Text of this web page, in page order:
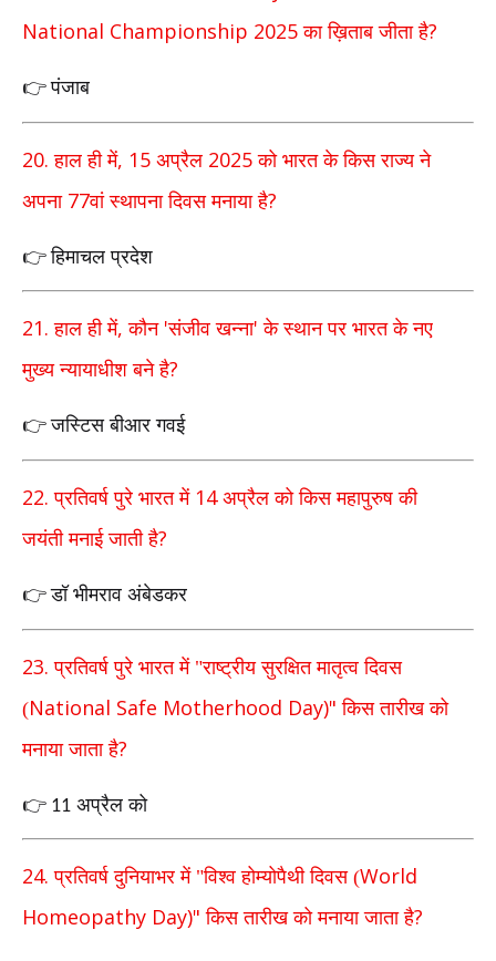
National Championship 2025 का ख़िताब जीता है?
👉 पंजाब
20.हाल ही में, 15 अप्रैल 2025 को भारत के किस राज्य ने
अपना 77वां स्थापना दिवस मनाया है?
👉 हिमाचल प्रदेश
21.हाल ही में,कौन 'संजीव खन्ना'के स्थान पर भारत के नए
मुख्य न्यायाधीश बने है?
👉 जस्टिस बीआर गवई
22.प्रतिवर्ष पुरे भारत में 14अप्रैल को किस महापुरुष की
जयंती मनाई जाती है?
👉 डॉ भीमराव अंबेडकर
23.प्रतिवर्ष पुरे भारत में "राष्ट्रीय सुरक्षित मातृत्व दिवस
(National Safe Motherhood Day)"किस तारीख को
मनाया जाता है?
👉 11 अप्रैल को
24.प्रतिवर्ष दुनियाभर में "विश्व होम्योपैथी दिवस (World
Homeopathy Day)"किस तारीख को मनाया जाता है?